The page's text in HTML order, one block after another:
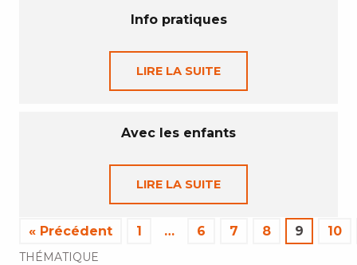
Info pratiques
LIRE LA SUITE
Avec les enfants
LIRE LA SUITE
« Précédent 1 … 6 7 8 9 10
THÉMATIQUE